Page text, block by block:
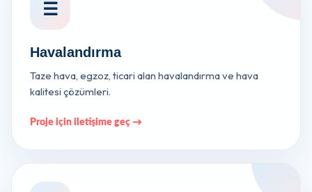
☰
Havalandırma
Taze hava, egzoz, ticari alan havalandırma ve hava
kalitesi çözümleri.
Proje için iletişime geç →